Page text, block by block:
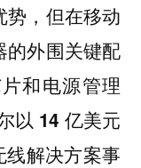
势，但在移动
的外围关键配
和电源管理
以 14 亿美元
解决方案事